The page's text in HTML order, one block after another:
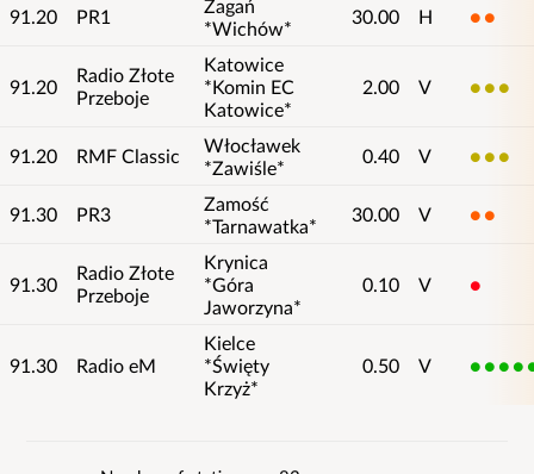
91.20 PR1
Żagań
*Wichów*
30.00 H 2
91.20
Radio Złote
Przeboje
Katowice
*Komin EC
Katowice*
2.00 V 3
91.20 RMF Classic
Włocławek
*Zawiśle*
0.40 V 3
91.30 PR3
Zamość
*Tarnawatka*
30.00 V 2
91.30
Radio Złote
Przeboje
Krynica
*Góra
Jaworzyna*
0.10 V 1
91.30 Radio eM
Kielce
*Święty
Krzyż*
0.50 V 5